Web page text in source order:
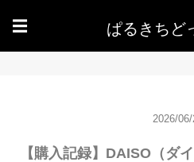
☰ ぱるきちど
2026/
【購入記録】DAISO（ダ